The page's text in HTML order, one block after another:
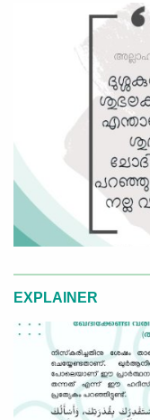
EXPLAINER